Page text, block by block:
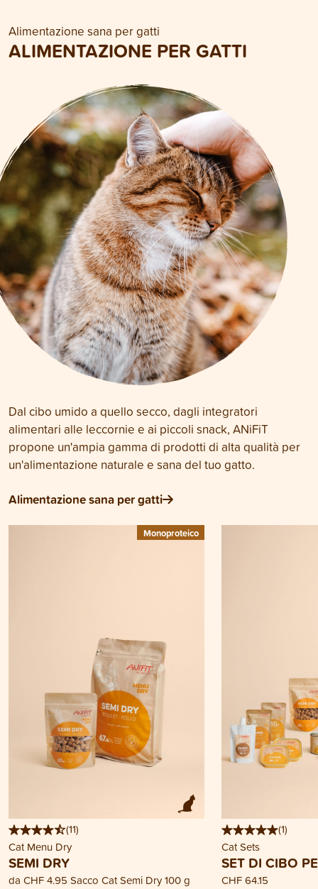
Alimentazione sana per gatti
ALIMENTAZIONE PER GATTI
Dal cibo umido a quello secco, dagli integratori
alimentari alle leccornie e ai piccoli snack, ANiFiT
propone un'ampia gamma di prodotti di alta qualità per
un'alimentazione naturale e sana del tuo gatto.
Alimentazione sana per gatti
Monoproteico
(11)
Cat Menu Dry
SEMI DRY
da CHF 4.95 Sacco Cat Semi Dry 100 g
(1)
Cat Sets
SET DI CIBO
CHF 64.15